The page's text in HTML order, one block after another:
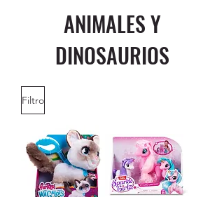
ANIMALES Y
DINOSAURIOS
Filtro